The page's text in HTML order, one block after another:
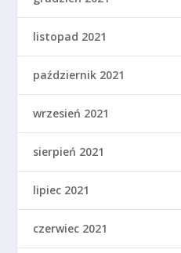
listopad 2021
październik 2021
wrzesień 2021
sierpień 2021
lipiec 2021
czerwiec 2021